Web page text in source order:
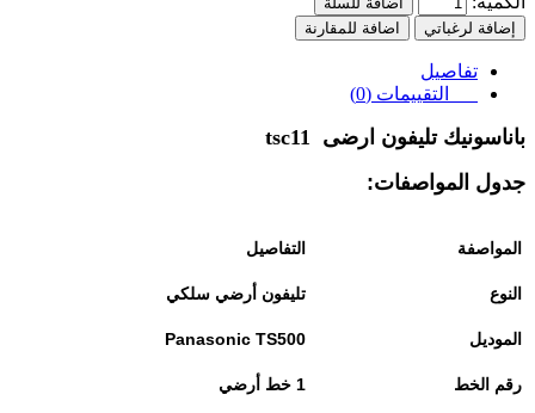
إضافة لرغباتي
اضافة للمقارنة
تفاصيل
التقييمات (0)
باناسونيك تليفون ارضى
tsc11
جدول المواصفات:
المواصفة التفاصيل
النوع تليفون أرضي سلكي
الموديل Panasonic TS500
رقم الخط 1 خط أرضي